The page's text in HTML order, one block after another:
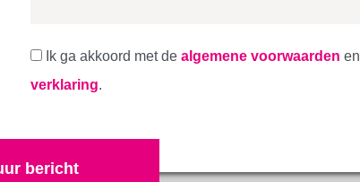
Ik ga akkoord met de algemene voorwaarden en
verklaring.